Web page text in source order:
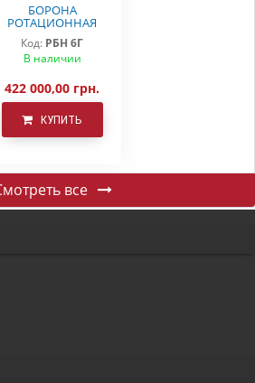
БОРОНА
РОТАЦИОННАЯ
РБН-6 Г
Код: РБН 6Г
В наличии
422 000,00 грн.
КУПИТЬ
все